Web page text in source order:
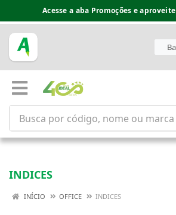
Acesse a aba Promoções e
INDICES
INÍCIO OFFICE INDICES